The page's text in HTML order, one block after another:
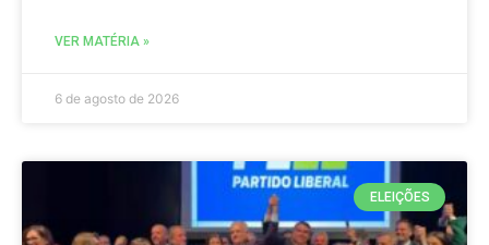
VER MATÉRIA »
6 de agosto de 2026
ELEIÇÕES